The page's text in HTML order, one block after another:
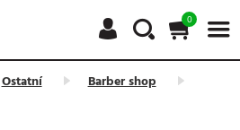
0
Ostatní
Barber shop